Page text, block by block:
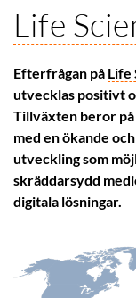
Life
Efterfrågan på Life
utvecklas positivt
Tillväxten beror
med en ökande
utveckling som
skräddarsydd
digitala lösningar.